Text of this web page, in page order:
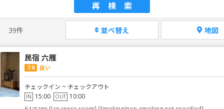
再検索
39件 並べ替え 地図
民宿 六雁
7.0 良い
チェックイン ~ チェックアウト
IN 15:00 OUT 10:00